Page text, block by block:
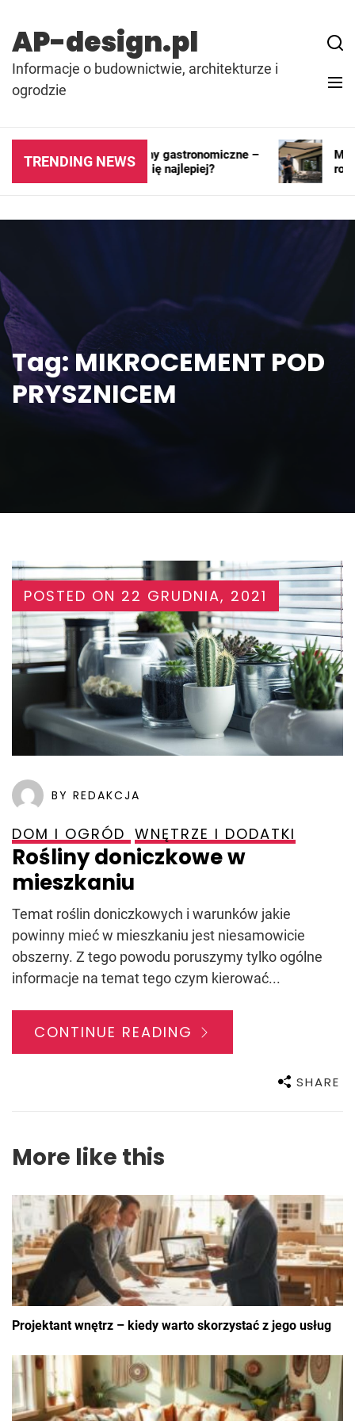
content
AP-design.pl
Informacje o budownictwie, architekturze i
ogrodzie
TRENDING NEWS
Kontenery i pawilony gastronomiczne –
gdzie sprawdzają się najlepiej?
Tag:MIKROCEMENT POD
PRYSZNICEM
POSTED ON 22 GRUDNIA, 2021
BY REDAKCJA
DOM I OGRÓD WNĘTRZE I DODATKI
Rośliny doniczkowe w
mieszkaniu
Temat roślin doniczkowych i warunków jakie
powinny mieć w mieszkaniu jest niesamowicie
obszerny. Z tego powodu poruszymy tylko ogólne
informacje na temat tego czym kierować...
CONTINUE READING
SHARE
More like this
Projektant wnętrz – kiedy warto skorzystać z jego usług